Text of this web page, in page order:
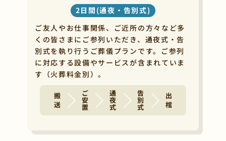
2日間(通夜・告別式)
ご友人やお仕事関係、ご近所の方々など多
くの皆さまにご参列いただき、通夜式・告
別式を執り行うご葬儀プランです。ご参列
に対応する設備やサービスが含まれていま
す（火葬料金別）。
搬 送 ご安置 通夜式 告別式 出 棺